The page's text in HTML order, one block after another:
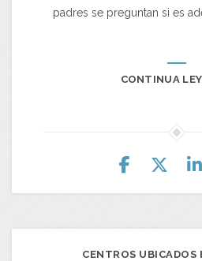
padres se preguntan si es
CONTINUA
CENTROS UBICADOS